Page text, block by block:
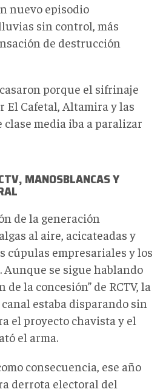
nuevo episodio
sin control, más
de destrucción
porque el sifrinaje
El Cafetal, Altamira y las
media iba a paralizar
MANOSBLANCAS Y
de la generación
al aire, acicateadas y
cúpulas empresariales y los
se sigue hablando
la concesión” de RCTV, la
estaba disparando sin
el proyecto chavista y el
el arma.
consecuencia, ese año
derrota electoral del